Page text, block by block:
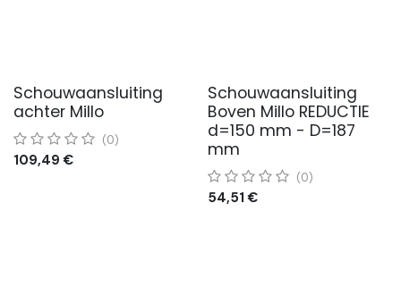
Schouwaansluiting
achter Millo
(0)
109,49 €
Schouwaansluiting
Boven Millo REDUCTIE
d=150 mm - D=187
mm
(0)
54,51 €